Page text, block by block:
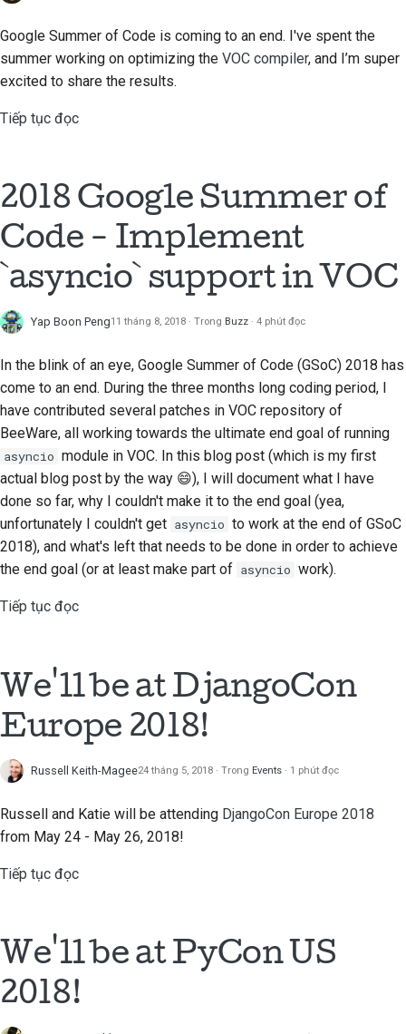
Google Summer of Code is coming to an end. I've spent the
summer working on optimizing the VOC compiler, and I’m super
excited to share the results.
Tiếp tục đọc
2018 Google Summer of
Code - Implement
`asyncio` support in VOC
Yap Boon Peng11 tháng 8, 2018 Trong Buzz 4 phút đọc
In the blink of an eye, Google Summer of Code (GSoC) 2018 has
come to an end. During the three months long coding period, I
have contributed several patches in VOC repository of
BeeWare, all working towards the ultimate end goal of running
asyncio module in VOC. In this blog post (which is my first
actual blog post by the way 😄), I will document what I have
done so far, why I couldn't make it to the end goal (yea,
unfortunately I couldn't get asyncio to work at the end of GSoC
2018), and what's left that needs to be done in order to achieve
the end goal (or at least make part of asyncio work).
Tiếp tục đọc
We'll be at DjangoCon
Europe 2018!
Russell Keith-Magee24 tháng 5, 2018 Trong Events 1 phút đọc
Russell and Katie will be attending DjangoCon Europe 2018
from May 24 - May 26, 2018!
Tiếp tục đọc
We'll be at PyCon US
2018!